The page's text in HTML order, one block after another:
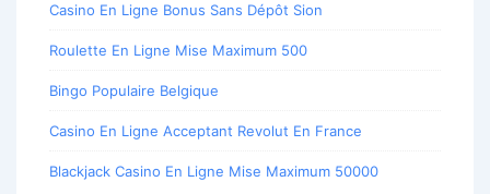
Casino En Ligne Bonus Sans Dépôt Sion
Roulette En Ligne Mise Maximum 500
Bingo Populaire Belgique
Casino En Ligne Acceptant Revolut En France
Blackjack Casino En Ligne Mise Maximum 50000